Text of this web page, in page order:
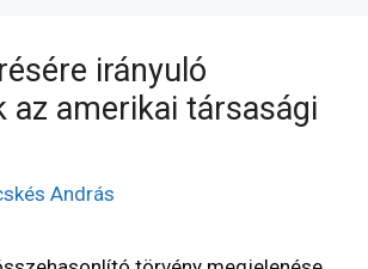
irányuló
az amerikai társasági
András